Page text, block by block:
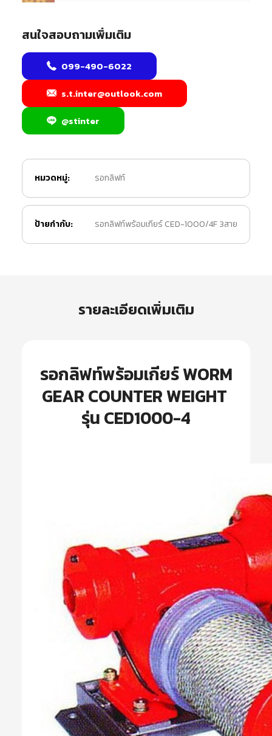
สนใจสอบถามเพิ่มเติม
099-490-6022
s.t.inter@outlook.com
@stinter
หมวดหมู่: รอกลิฟท์
ป้ายกำกับ: รอกลิฟท์พร้อมเกียร์ CED-1000/4F 3สาย
รายละเอียดเพิ่มเติม
รอกลิฟท์พร้อมเกียร์ WORM
GEAR COUNTER WEIGHT
รุ่น CED1000-4